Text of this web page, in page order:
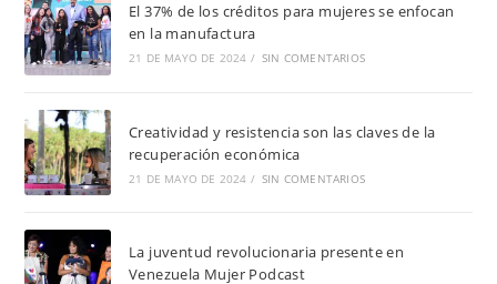
El 37% de los créditos para mujeres se enfocan
en la manufactura
21 DE MAYO DE 2024 / SIN COMENTARIOS
Creatividad y resistencia son las claves de la
recuperación económica
21 DE MAYO DE 2024 / SIN COMENTARIOS
La juventud revolucionaria presente en
Venezuela Mujer Podcast